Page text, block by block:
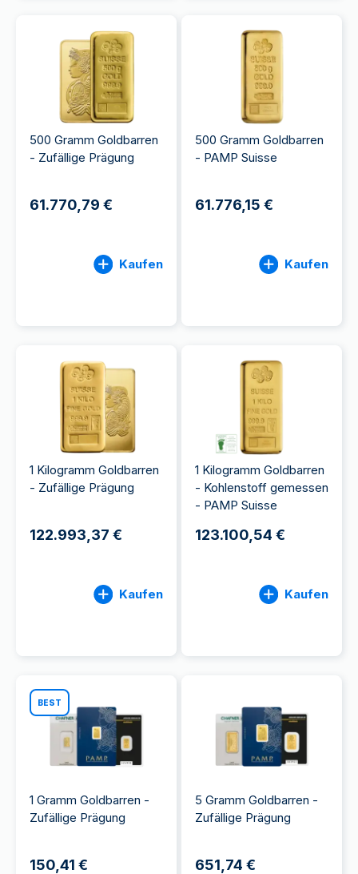
500 Gramm Goldbarren
- Zufällige Prägung
61.770,79 €
Kaufen
500 Gramm Goldbarren
- PAMP Suisse
61.776,15 €
Kaufen
1 Kilogramm Goldbarren
- Zufällige Prägung
122.993,37 €
Kaufen
1 Kilogramm Goldbarren
- Kohlenstoff gemessen
- PAMP Suisse
123.100,54 €
Kaufen
BEST
1 Gramm Goldbarren -
Zufällige Prägung
150,41 €
5 Gramm Goldbarren -
Zufällige Prägung
651,74 €